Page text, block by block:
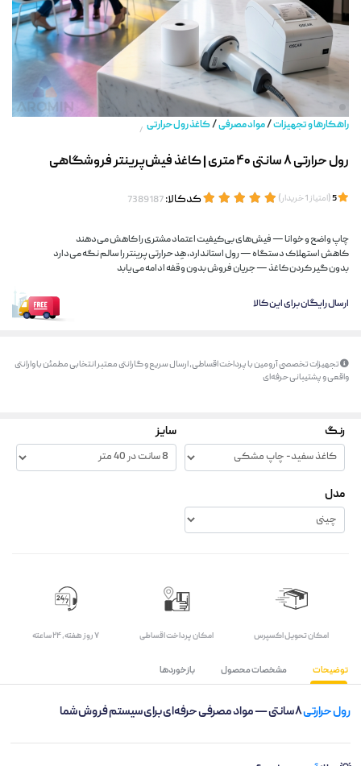
راهکارها و تجهیزات/مواد مصرفی/کاغذ رول حرارتی /
رول حرارتی ۸ سانتی ۴۰ متری | کاغذ فیش‌پرینتر فروشگاهی
(امتیاز1خریدار) کدکالا:
چاپ واضح و خوانا — فیش‌های بی‌کیفیت اعتماد مشتری را کاهش می‌دهند
کاهش استهلاک دستگاه — رول استاندارد، هِد حرارتی پرینتر را سالم نگه می‌دارد
بدون گیر کردن کاغذ — جریان فروش بدون وقفه ادامه می‌یابد
ارسال رایگان برای این کالا
تجهیزات تخصصی آرومین با پرداخت اقساطی، ارسال سریع و گارانتی معتبر انتخابی مطمئن با وارانتی
واقعی و پشتیبانی حرفه‌ای
رنگ سایز
مدل
اﻣﮑﺎن ﺗﺤﻮﯾﻞ اﮐﺴﭙﺮس امکان پرداخت اقساطی ۷ روز ﻫﻔﺘﻪ، ۲۴ ﺳﺎﻋﺘﻪ
توضیحات مشخصات محصول بازخوردها
رول حرارتی۸ سانتی — مواد مصرفی حرفه‌ای برای سیستم فروش شما